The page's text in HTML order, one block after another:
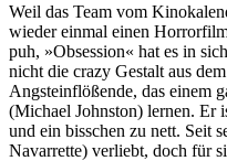
Weil das Team vom
wieder einmal einen
puh, »Obsession« hat es in
nicht die crazy Gestalt aus
Angsteinflößende, das einem
(Michael Johnston) lernen. Er
und ein bisschen zu nett. Seit
Navarrette) verliebt, doch für